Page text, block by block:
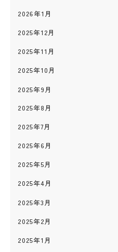
2026年1月
2025年12月
2025年11月
2025年10月
2025年9月
2025年8月
2025年7月
2025年6月
2025年5月
2025年4月
2025年3月
2025年2月
2025年1月